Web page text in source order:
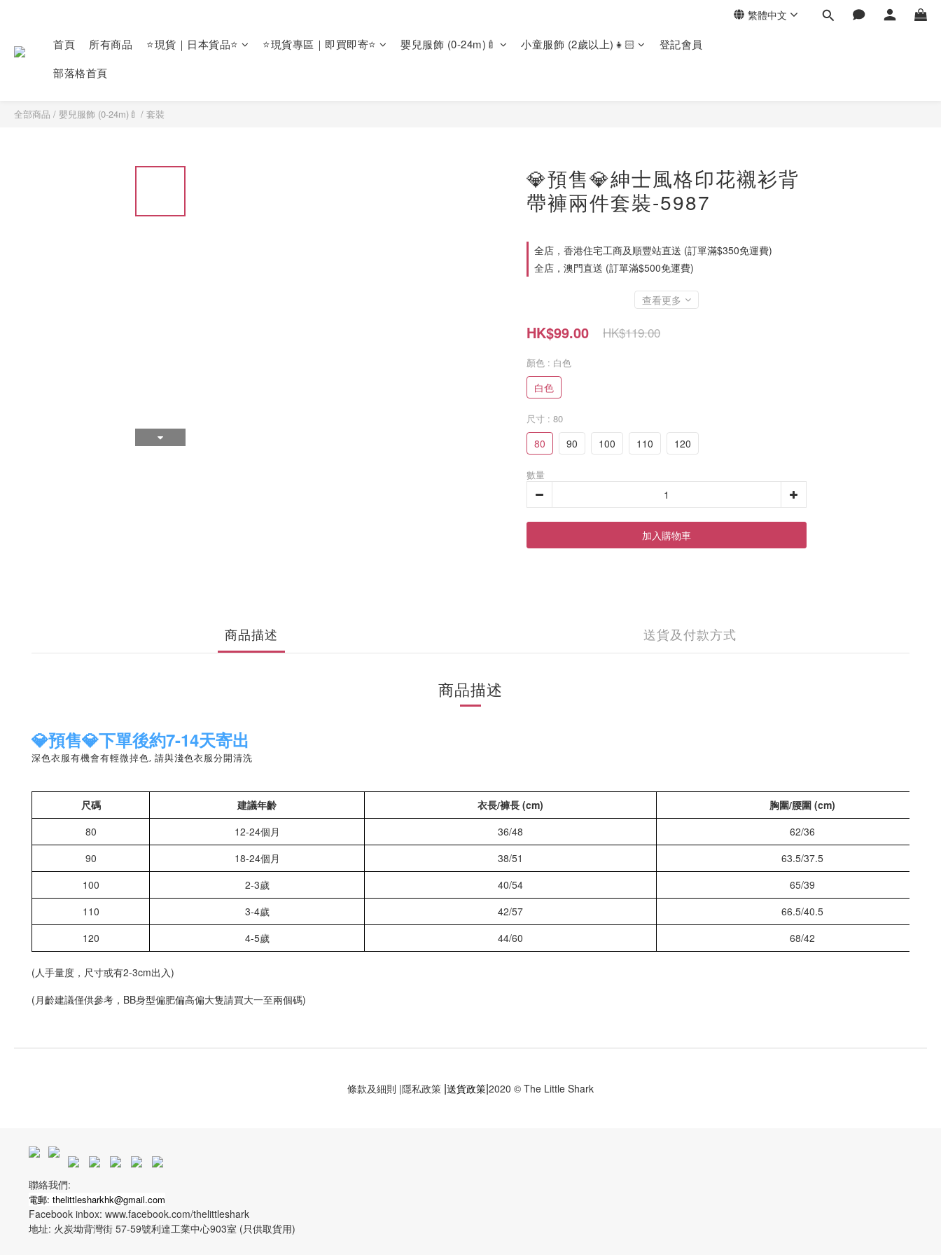
繁體中文
首頁 所有商品 ⭐現貨｜日本貨品⭐ ⭐現貨專區｜即買即寄⭐ 嬰兒服飾 (0-24m)🍼 小童服飾 (2歲以上)👧🏻
登記會員
部落格首頁
全部商品 / 嬰兒服飾 (0-24m)🍼 / 套裝
💎預售💎紳士風格印花襯衫背
帶褲兩件套裝-5987
全店，香港住宅工商及順豐站直送 (訂單滿$350免運費)
全店，澳門直送 (訂單滿$500免運費)
查看更多
HK$99.00 HK$119.00
顏色 : 白色
白色
尺寸 : 80
80 90 100 110 120
數量
加入購物車
商品描述 送貨及付款方式
商品描述
💎預售💎下單後約7-14天寄出
深色衣服有機會有輕微掉色, 請與淺色衣服分開清洗
尺碼 建議年齡 衣長/褲長 (cm)
胸圍/腰圍 (cm)
80
12-24個月 36/48
62/36
90
18-24個月 38/51
63.5/37.5
100
2-3歲 40/54
65/39
110
3-4歲 42/57
66.5/40.5
120
4-5歲 44/60 68/42
(人手量度，尺寸或有2-3cm出入)
(月齡建議僅供參考，BB身型偏肥偏高偏大隻請買大一至兩個碼)
條款及細則 |隱私政策 |送貨政策|2020 © The Little Shark
聯絡我們:
電郵: thelittlesharkhk@gmail.com
Facebook inbox: www.facebook.com/thelittleshark
地址: 火炭坳背灣街 57-59號利達工業中心903室 (只供取貨用)